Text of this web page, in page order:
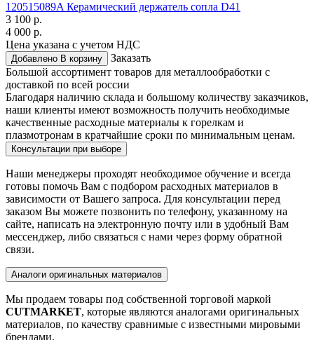
120515089A Керамический держатель сопла D41
3 100 р.
4 000 р.
Цена указана с учетом НДС
Добавлено В корзину
Заказать
Большой ассортимент товаров для металлообработки с
доставкой по всей россии
Благодаря наличию склада и большому количеству заказчиков,
наши клиенты имеют возможность получить необходимые
качественные расходные материалы к горелкам и
плазмотронам в кратчайшие сроки по минимальным ценам.
Консультации при выборе
Наши менеджеры проходят необходимое обучение и всегда
готовы помочь Вам с подбором расходных материалов в
зависимости от Вашего запроса. Для консультации перед
заказом Вы можете позвонить по телефону, указанному на
сайте, написать на электронную почту или в удобный Вам
мессенджер, либо связаться с нами через форму обратной
связи.
Аналоги оригинальных материалов
Мы продаем товары под собственной торговой маркой
CUTMARKET, которые являются аналогами оригинальных
материалов, по качеству сравнимые с известными мировыми
брендами.